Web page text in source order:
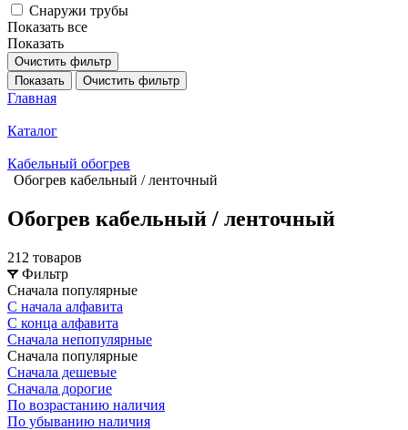
Снаружи трубы
Показать все
Показать
Очистить фильтр
Показать
Очистить фильтр
Главная
Каталог
Кабельный обогрев
Обогрев кабельный / ленточный
Обогрев кабельный / ленточный
212 товаров
Фильтр
Сначала популярные
С начала алфавита
С конца алфавита
Сначала непопулярные
Сначала популярные
Сначала дешевые
Сначала дорогие
По возрастанию наличия
По убыванию наличия